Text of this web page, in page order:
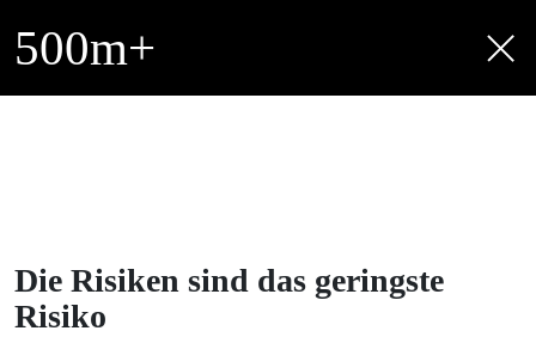
500m+
Die Risiken sind das geringste
Risiko